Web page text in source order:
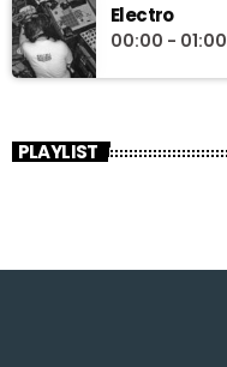
Electro
00:00 - 01:00
PLAYLIST